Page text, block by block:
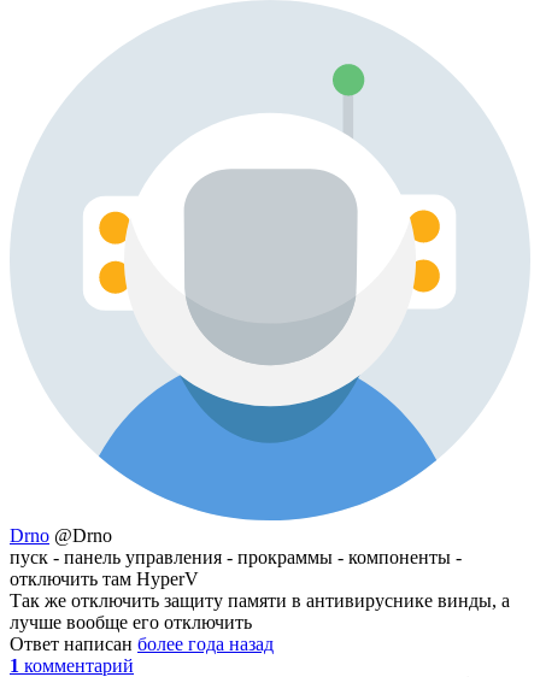
Drno @Drno
пуск - панель управления - прокраммы - компоненты -
отключить там HyperV
Так же отключить защиту памяти в антивируснике винды, а
лучше вообще его отключить
Ответ написан более года назад
1 комментарий